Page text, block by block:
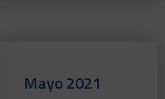
Mayo 2021